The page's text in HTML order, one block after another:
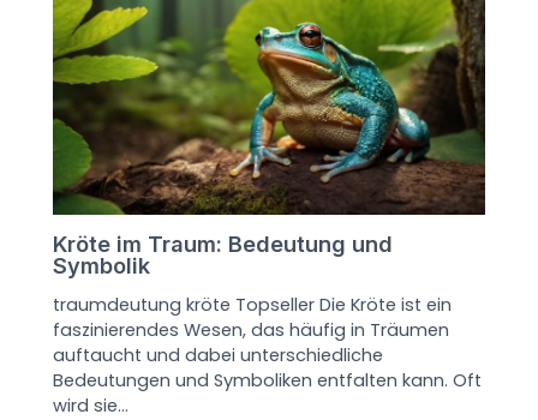
Kröte im Traum: Bedeutung und
Symbolik
traumdeutung kröte Topseller Die Kröte ist ein
faszinierendes Wesen, das häufig in Träumen
auftaucht und dabei unterschiedliche
Bedeutungen und Symboliken entfalten kann. Oft
wird sie…